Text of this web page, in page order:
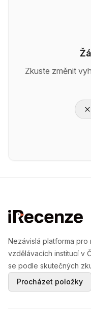
Zkuste změnit
Nezávislá platforma
vzdělávacích institucí v
se podle skutečných
Procházet položky